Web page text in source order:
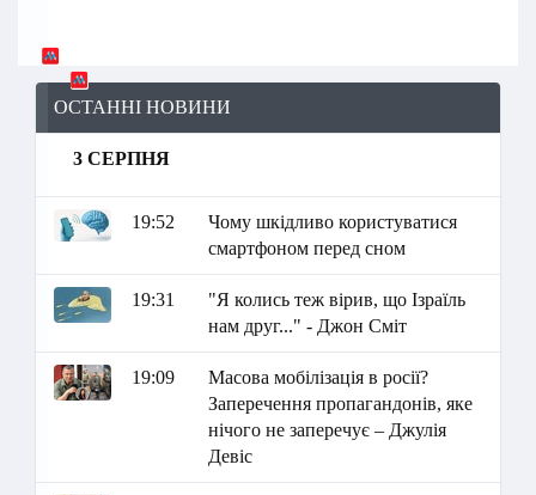
ОСТАННІ НОВИНИ
3 СЕРПНЯ
19:52
Чому шкідливо користуватися
смартфоном перед сном
19:31
"Я колись теж вірив, що Ізраїль
нам друг..." - Джон Сміт
19:09
Масова мобілізація в росії?
Заперечення пропагандонів, яке
нічого не заперечує – Джулія
Девіс